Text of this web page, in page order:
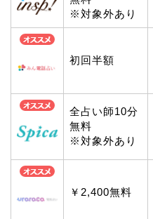
※対象外あり
初回半額
全占い師10分
無料
※対象外あり
￥2,400無料